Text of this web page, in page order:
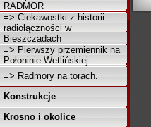
RADMOR
=> Ciekawostki z historii
radiołączności w
Bieszczadach
=> Pierwszy przemiennik na
Połoninie Wetlińskiej
=> Radmory na torach.
Konstrukcje
Krosno i okolice